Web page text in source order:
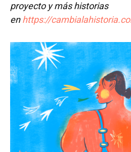
proyecto y más historias
enhttps://